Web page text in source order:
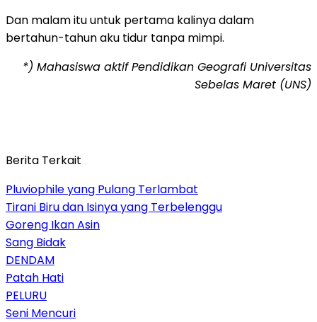
Dan malam itu untuk pertama kalinya dalam
bertahun-tahun aku tidur tanpa mimpi.
*) Mahasiswa aktif Pendidikan Geografi Universitas
Sebelas Maret (UNS)
Berita Terkait
Pluviophile yang Pulang Terlambat
Tirani Biru dan Isinya yang Terbelenggu
Goreng Ikan Asin
Sang Bidak
DENDAM
Patah Hati
PELURU
Seni Mencuri